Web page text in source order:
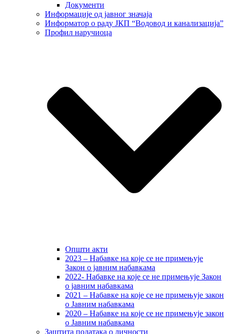
Документи
Информације од јавног значаја
Информатор о раду ЈКП “Водовод и канализација”
Профил наручиоца
Општи акти
2023 – Набавке на које се не примењује
Закон о јавним набавкама
2022- Набавке на које се не примењује Закон
о јавним набавкама
2021 – Набавке на које се не примењује закон
о Јавним набавкама
2020 – Набавке на које се не примењује закон
о Јавним набавкама
Заштита података о личности